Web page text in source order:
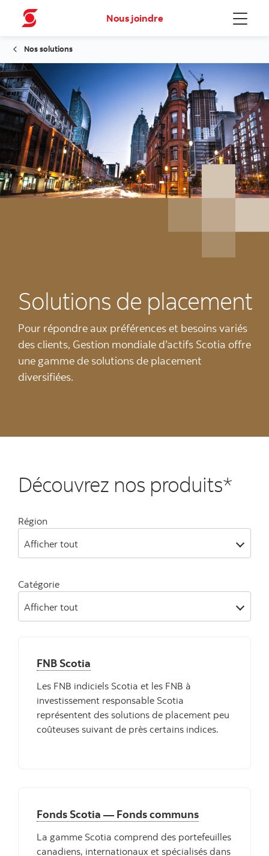
Menu
Nous joindre
Nos solutions
Solutions de placement
Pour répondre aux préférences et besoins variés
des clients, Gestion mondiale d’actifs Scotia offre
une gamme de solutions de placement
diversifiées.
Découvrez nos produits*
Région
Afficher tout
Catégorie
Afficher tout
FNB Scotia
Les FNB indiciels Scotia et les FNB à
investissement responsable Scotia
représentent des solutions de placement peu
coûteuses suivant de près certains indices.
Fonds Scotia — Fonds communs
La gamme Scotia comprend des portefeuilles
canadiens, internationaux et spécialisés dans